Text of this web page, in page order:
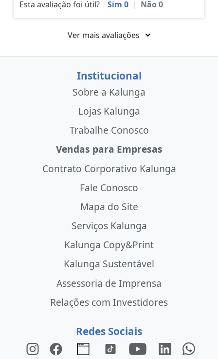
Esta avaliação foi útil?
Sim 0 | Não0
Ver mais avaliações
Institucional
Sobre a Kalunga
Lojas Kalunga
Trabalhe Conosco
Vendas para Empresas
Contrato Corporativo Kalunga
Fale Conosco
Mapa do Site
Serviços Kalunga
Kalunga Copy&Print
Kalunga Sustentável
Assessoria de Imprensa
Relações com Investidores
Redes Sociais